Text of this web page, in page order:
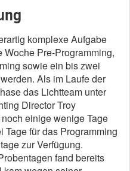
komplexe Aufgabe
Pre-Programming,
sowie ein bis zwei
Als im Laufe der
das Lichtteam unter
Director Troy
einige wenige Tage
Tage für das Programming
zur Verfügung.
fand bereits